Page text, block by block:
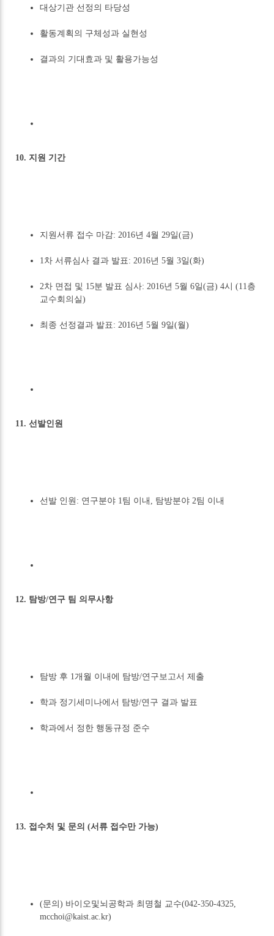
대상기관 선정의 타당성
활동계획의 구체성과 실현성
결과의 기대효과 및 활용가능성
10. 지원 기간
지원서류 접수 마감: 2016년 4월 29일(금)
1차 서류심사 결과 발표: 2016년 5월 3일(화)
2차 면접 및 15분 발표 심사: 2016년 5월 6일(금) 4시 (11층
교수회의실)
최종 선정결과 발표: 2016년 5월 9일(월)
11. 선발인원
선발 인원: 연구분야 1팀 이내, 탐방분야 2팀 이내
12. 탐방/연구 팀 의무사항
탐방 후 1개월 이내에 탐방/연구보고서 제출
학과 정기세미나에서 탐방/연구 결과 발표
학과에서 정한 행동규정 준수
13. 접수처 및 문의 (서류 접수만 가능)
(문의) 바이오및뇌공학과 최명철 교수(042-350-4325,
mcchoi@kaist.ac.kr)